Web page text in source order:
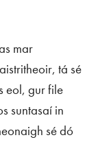
mar
tá sé
eol, gur file
suntasaí in
sé dó